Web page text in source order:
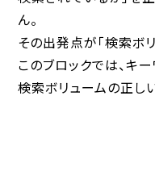
ん。
その出発点が「検索ボ
このブロックでは、キ
検索ボリュームの正し